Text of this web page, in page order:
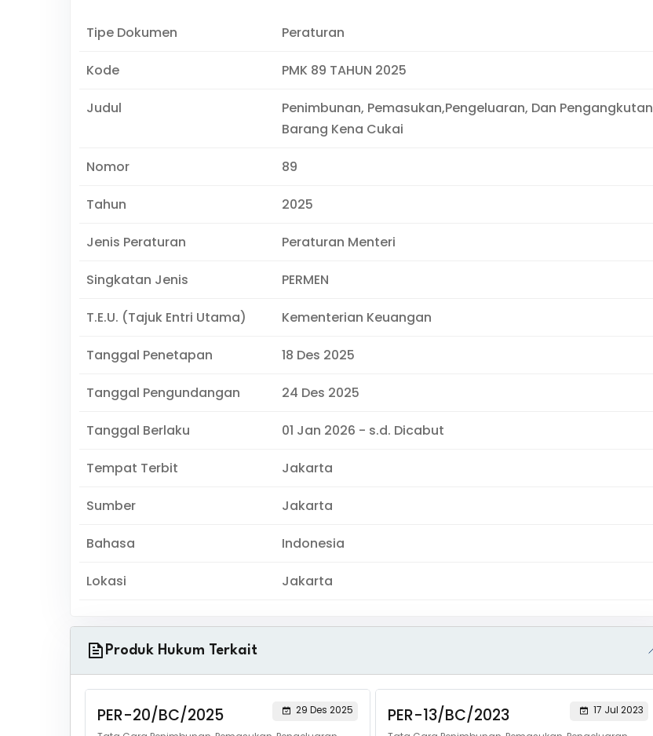
Tipe Dokumen Peraturan
Kode PMK 89 TAHUN 2025
Judul
Penimbunan, Pemasukan,Pengeluaran, Dan Pengangkutan
Barang Kena Cukai
Nomor 89
Tahun 2025
Jenis Peraturan Peraturan Menteri
Singkatan Jenis PERMEN
T.E.U. (Tajuk Entri Utama) Kementerian Keuangan
Tanggal Penetapan 18 Des 2025
Tanggal Pengundangan 24 Des 2025
Tanggal Berlaku 01 Jan 2026 - s.d. Dicabut
Tempat Terbit Jakarta
Sumber Jakarta
Bahasa Indonesia
Lokasi Jakarta
Produk Hukum Terkait
PER-20/BC/2025
29 Des 2025
PER-13/BC/2023
17 Jul 2023